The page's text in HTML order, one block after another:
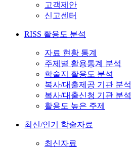
고객제안
신고센터
RISS 활용도 분석
자료 현황 통계
주제별 활용통계 분석
학술지 활용도 분석
복사/대출제공 기관 분석
복사/대출신청 기관 분석
활용도 높은 주제
최신/인기 학술자료
최신자료